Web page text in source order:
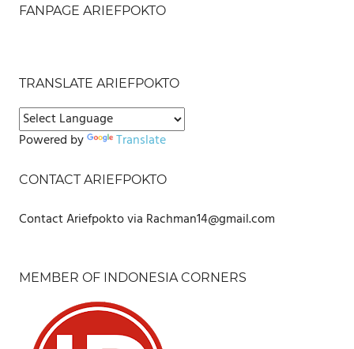
FANPAGE ARIEFPOKTO
TRANSLATE ARIEFPOKTO
Powered by Translate
CONTACT ARIEFPOKTO
Contact Ariefpokto via Rachman14@gmail.com
MEMBER OF INDONESIA CORNERS